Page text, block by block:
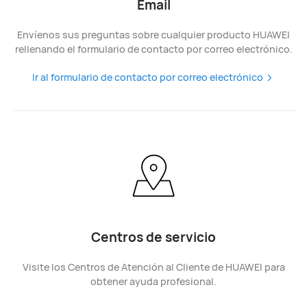
Email
Envíenos sus preguntas sobre cualquier producto HUAWEI
rellenando el formulario de contacto por correo electrónico.
Ir al formulario de contacto por correo electrónico
Centros de servicio
Visite los Centros de Atención al Cliente de HUAWEI para
obtener ayuda profesional.